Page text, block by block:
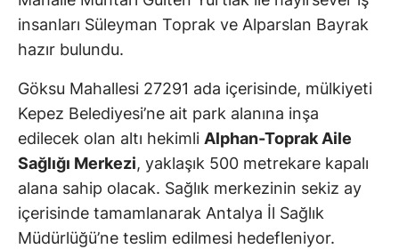
insanları Süleyman Toprak ve Alparslan Bayrak
hazır bulundu.
Göksu Mahallesi 27291 ada içerisinde, mülkiyeti
Kepez Belediyesi’ne ait park alanına inşa
edilecek olan altı hekimli Alphan-Toprak Aile
Sağlığı Merkezi, yaklaşık 500 metrekare kapalı
alana sahip olacak. Sağlık merkezinin sekiz ay
içerisinde tamamlanarak Antalya İl Sağlık
Müdürlüğü’ne teslim edilmesi hedefleniyor.